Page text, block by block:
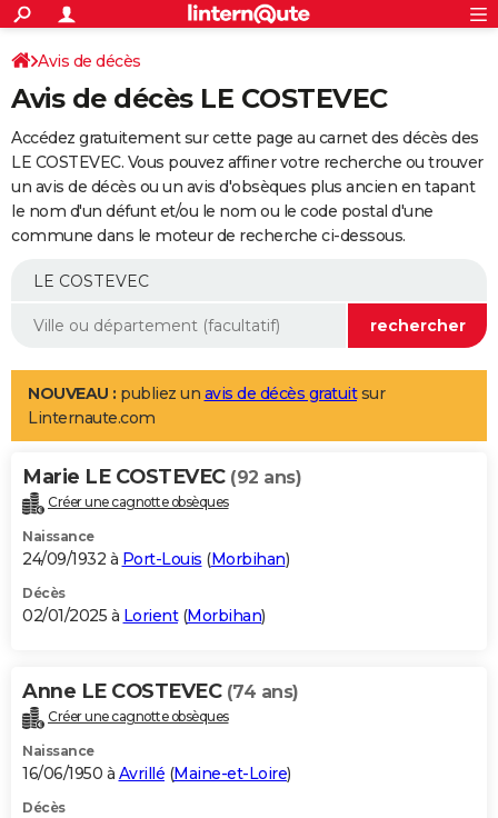
ACTUALITÉS
Politique
Société
Faits Divers
Education
Monde
Villes
+
SPORT
Coupe du monde 2026
Football
Tennis
Cyclisme
Rugby
Forum
Programme TV
TNTStreaming
Cinéma
Sorties cinéma
Musique
+FINANCE
Impôts
Immobilier
Risques naturels par ville
Banque
Assurance
Crédit
AUTO
Essais
Réserver un essai
Citadines
Berlines
SUV
Forum auto
+
Mobiles
Meilleur smartphone
Internet
Ordinateurs
Jeux vidéo
Guide high-tech
Aménagement intérieur
LIFESTYLE
Art de vivre
Bien-être
Loisirs
Mode
Modes de vie
Alimentation
Guide de la santé
Maladies
Médicaments
Sommeil
VOYAGE
Destinations
City break
Voyage nature
Voyage de noces
Forum
Climat
+PHOTO
GUIDES D'ACHAT
BONS PLANS
Carte de Noël
Carte Bonne année
Carte Saint-Valentin
Carte Pâques
Carte d'anniversaire
DICTIONNAIRE
Dictionnaire
Biographies
Citations
Expressions
Proverbes
PROGRAMME TV
Avis de décès
Avis de décès LE COSTEVEC
Accédez gratuitement sur cette page au carnet des décès des
LE COSTEVEC. Vous pouvez affiner votre recherche ou trouver
un avis de décès ou un avis d'obsèques plus ancien en tapant
le nom d'un défunt et/ou le nom ou le code postal d'une
commune dans le moteur de recherche ci-dessous.
NOUVEAU : publiez un avis de décès gratuitsur
Linternaute.com
Marie LE COSTEVEC (92 ans)
Créer une cagnotte obsèques
Naissance
24/09/1932 à Port-Louis (Morbihan)
Décès
02/01/2025 à Lorient(Morbihan)
Anne LE COSTEVEC (74 ans)
Créer une cagnotte obsèques
Naissance
16/06/1950 à Avrillé (Maine-et-Loire)
Décès